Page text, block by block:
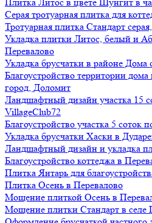
Серая тротуарная плитка для
Тротуарная плитка Стандарт
Укладка плитки Литос, белый и
Перевалово
Укладка брусчатки в районе Дома
Благоустройство территории
город, Доломит
Ландшафтный дизайн участка 15
VillageClub72
Благоустройство участка 5
Укладка брусчатки Хаски в
Ландшафтный дизайн и укладка
Благоустройство коттеджа в
Плитка Янтарь для
Плитка Осень в Перевалово
Мощение плиткой Осень в
Мощение плитки Стандарт в селе